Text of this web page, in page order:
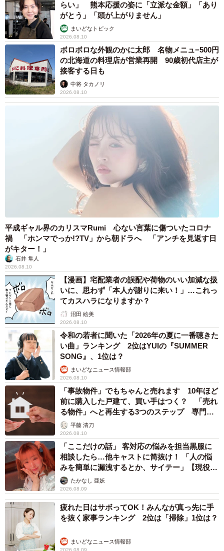
テレビで見た「こどもを伸ばすほめ方」を実践したはなさんのノート／
はなさん（@hanaikujilife）提供
5/5
普段の生活で欠かせない子ども用サンダル。はなさんは育児グッズやお
やつ選びなど、日々の工夫をSNSで発信しています／はなさん
（@hanaikujilife）提供
らい」 熊本応援の姿に「立派な金額」「あり
がとう」「頭が上がりません」
まいどなトピック
2026.08.10
ボロボロな外観のかに太郎 名物メニュ−500円
の北海道の料理店が営業再開 90歳初代店主が
接客する日も
中将 タカノリ
2026.08.10
平成ギャル界のカリスマRumi 心ない言葉に傷ついたコロナ
禍 「ホンマでっか!?TV」から朝ドラへ 「アンチを見返す日
がキター！」
石井 隼人
2026.08.10
【漫画】宅配業者の誤配や荷物のいい加減な扱
いに、思わず「本人が謝りに来い！」…これっ
てカスハラになりますか？
沼田 絵美
2026.08.10
令和の若者に聞いた「2026年の夏に一番聴きた
い曲」ランキング 2位はYUIの『SUMMER
SONG』、1位は？
まいどなニュース情報部
2026.08.10
「事故物件」でもちゃんと売れます 10年ほど
前に購入した戸建て、買い手はつく？ 「売れ
る物件」へと再生する3つのステップ 専門家
が解説平藤 清刀
2026.08.10
「ここだけの話」 客対応の悩みを担当黒服に
相談したら…他キャストに筒抜け！ 「人の悩
みを簡単に漏洩するとか、サイテー」【現役キ
ャストに取材】
たかなし 亜妖
2026.08.09
疲れた日はサボってOK！みんなが真っ先に手
を抜く家事ランキング 2位は「掃除」1位は？
まいどなニュース情報部
2026.08.09